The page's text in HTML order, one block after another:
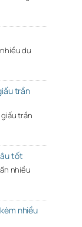
du
trần
trần
tốt
nhiều
nhiều